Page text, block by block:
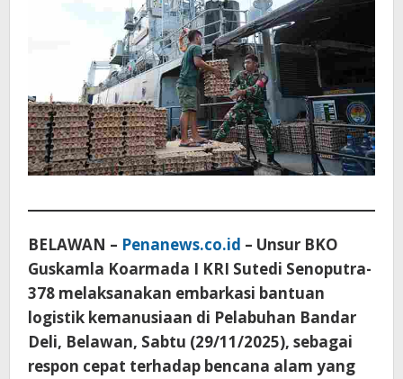
BELAWAN – Penanews.co.id – Unsur BKO
Guskamla Koarmada I KRI Sutedi Senoputra-
378 melaksanakan embarkasi bantuan
logistik kemanusiaan di Pelabuhan Bandar
Deli, Belawan, Sabtu (29/11/2025), sebagai
respon cepat terhadap bencana alam yang